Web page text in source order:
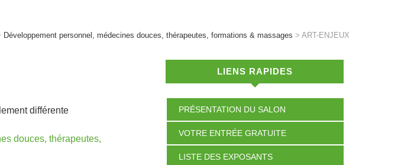
Développement personnel, médecines douces, thérapeutes, formations & massages > ART-ENJEUX
différente
douces, thérapeutes,
LIENS RAPIDES
PRÉSENTATION DU SALON
VOTRE ENTRÉE GRATUITE
LISTE DES EXPOSANTS